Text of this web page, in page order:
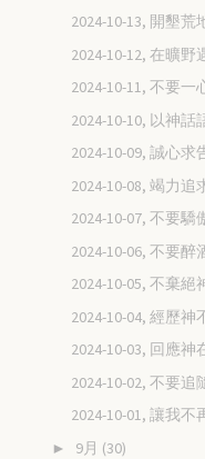
2024-10-13, 開墾
2024-10-12, 在曠
2024-10-11, 不要
2024-10-10, 以神
2024-10-09, 誠心
2024-10-08, 竭力
2024-10-07, 不要
2024-10-06, 不要
2024-10-05, 不棄
2024-10-04, 經歷
2024-10-03, 回應
2024-10-02, 不要
2024-10-01, 讓我
► 9月 (30)